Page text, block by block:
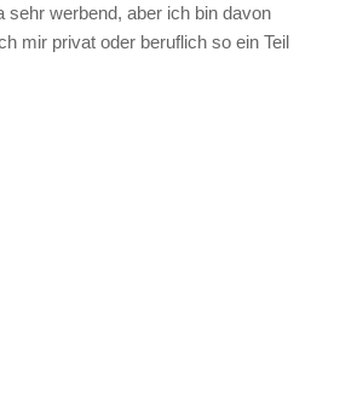
sehr werbend, aber ich bin davon
mir privat oder beruflich so ein Teil